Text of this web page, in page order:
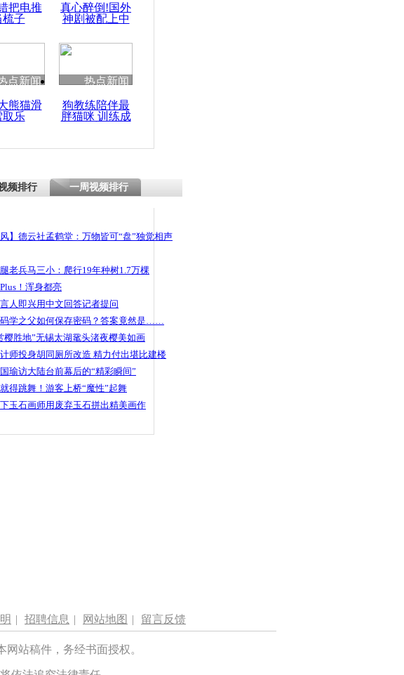
度苗族花山节
魂
把电推
梳子
真心醉倒!国外
神剧被配上中
点新闻
熊猫滑
取乐
热点新闻
狗教练陪伴最
胖猫咪 训练成
频排行 一周视频排行
风】德云社孟鹤堂：万物皆可“盘”独觉相声
老兵马三小：爬行19年种树1.7万棵
！浑身都亮
人即兴用中文回答记者提问
学之父如何保存密码？答案竟然是……
樱胜地”无锡太湖鼋头渚夜樱美如画
师投身胡同厕所改造 精力付出堪比建楼
瑜访大陆台前幕后的“精彩瞬间”
得跳舞！游客上桥“魔性”起舞
玉石画师用废弃玉石拼出精美画作
| 招聘信息 | 网站地图 | 留言反馈
站稿件，务经书面授权。